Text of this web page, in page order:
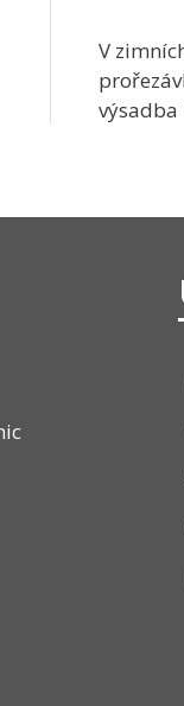
V
výsadba